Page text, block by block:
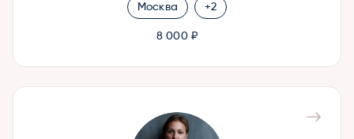
Москва +2
8 000 ₽